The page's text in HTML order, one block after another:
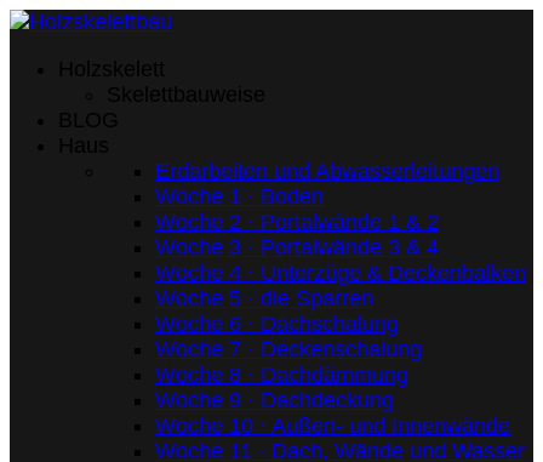
Erdarbeiten und Abwasserleitungen
Woche 1 · Boden
Woche 2 · Portalwände 1 & 2
Woche 3 · Portalwände 3 & 4
Woche 4 · Unterzüge & Deckenbalken
Woche 5 · die Sparren
Woche 6 · Dachschalung
Woche 7 · Deckenschalung
Woche 8 · Dachdämmung
Woche 9 · Dachdeckung
Woche 10 · Außen- und Innenwände
Woche 11 · Dach, Wände und Wasser